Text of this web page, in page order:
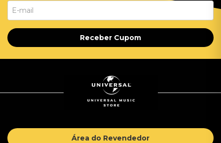
Receber Cupom
Área do Revendedor